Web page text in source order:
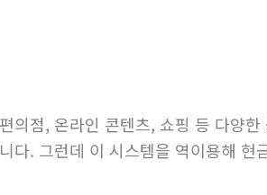
의점, 온라인 콘텐츠, 쇼핑 등 다양한
다. 그런데 이 시스템을 역이용해 현